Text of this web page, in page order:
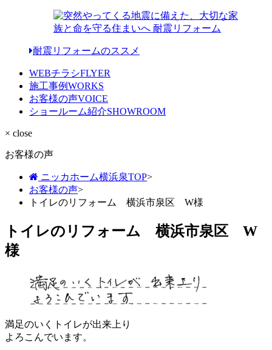
耐震リフォームのススメ
WEBチラシFLYER
施工事例WORKS
お客様の声VOICE
ショールーム紹介SHOWROOM
× close
お客様の声
ニッカホーム横浜泉TOP>
お客様の声>
トイレのリフォーム 横浜市泉区 W様
トイレのリフォーム 横浜市泉区 W
様
満足のいくトイレが出来上り
よろこんでいます。